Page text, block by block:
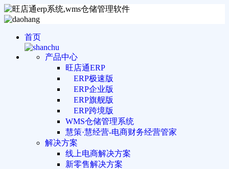
首页
产品中心
旺店通ERP
ERP极速版
ERP企业版
ERP旗舰版
ERP跨境版
WMS仓储管理系统
慧策·慧经营-电商财务经营管家
解决方案
线上电商解决方案
新零售解决方案